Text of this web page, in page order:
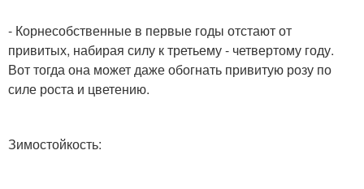
- Корнесобственные в первые годы отстают от
привитых, набирая силу к третьему - четвертому году.
Вот тогда она может даже обогнать привитую розу по
силе роста и цветению.
Зимостойкость: